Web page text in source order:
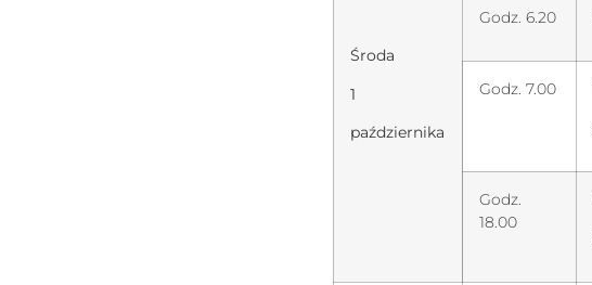
Środa
1
października
Godz. 6.20
Godz. 7.00
Godz.
18.00